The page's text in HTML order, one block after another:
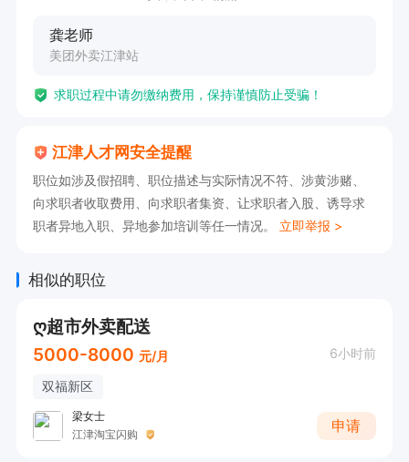
4.成长激励奖400元-600元
其他各项补贴：
2.距离补贴0.5-10元/单
3.大额单2元-200元/单
4.重量补贴0.4元-1.6元kg
6.恶劣暴雨天气补贴1-3元/单
入职补贴如下；
1.入职新人奖1200元
2.入职前21天内跑的单子额外补贴0.3元/单
3.当月全勤补贴7.7元/单（跑多少天补贴多少天）
龚老师
美团外卖江津站
求职过程中请勿缴纳费用，保持谨慎防止受骗！
江津人才网安全提醒
职位如涉及假招聘、职位描述与实际情况不符、涉黄涉赌、
向求职者收取费用、向求职者集资、让求职者入股、诱导求
职者异地入职、异地参加培训等任一情况。 立即举报 >
相似的职位
ღ超市外卖配送
5000-8000 元/月 6小时前
双福新区
梁女士
江津淘宝闪购
申请